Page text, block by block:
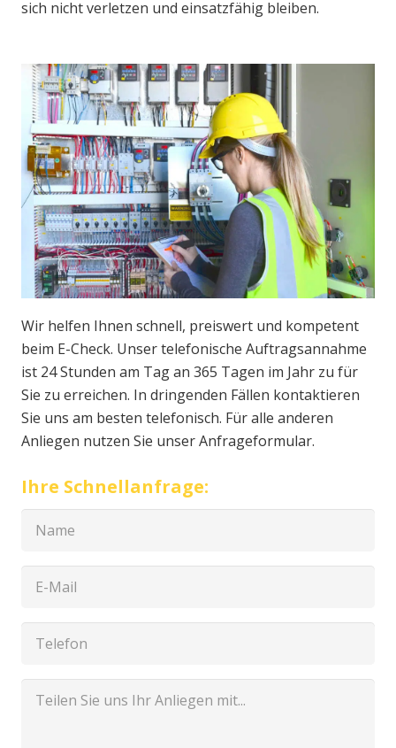
sich nicht verletzen und einsatzfähig bleiben.
Wir helfen Ihnen schnell, preiswert und kompetent
beim E-Check. Unser telefonische Auftragsannahme
ist 24 Stunden am Tag an 365 Tagen im Jahr zu für
Sie zu erreichen. In dringenden Fällen kontaktieren
Sie uns am besten telefonisch. Für alle anderen
Anliegen nutzen Sie unser Anfrageformular.
Ihre Schnellanfrage: